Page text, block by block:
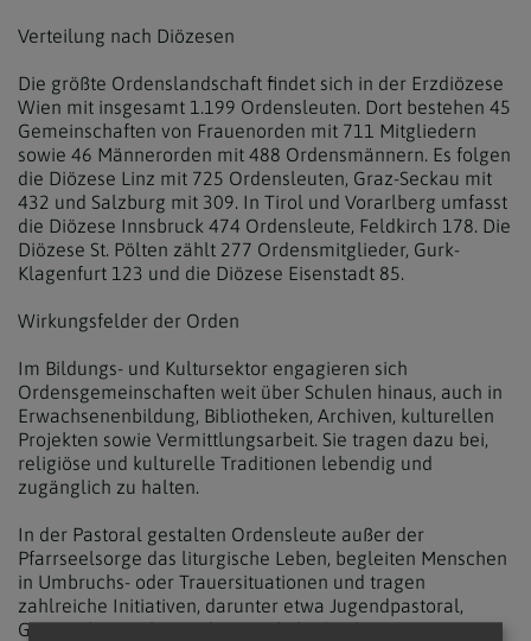
Verteilung nach Diözesen
Die größte Ordenslandschaft findet sich in der Erzdiözese
Wien mit insgesamt 1.199 Ordensleuten. Dort bestehen 45
Gemeinschaften von Frauenorden mit 711 Mitgliedern
sowie 46 Männerorden mit 488 Ordensmännern. Es folgen
die Diözese Linz mit 725 Ordensleuten, Graz-Seckau mit
432 und Salzburg mit 309. In Tirol und Vorarlberg umfasst
die Diözese Innsbruck 474 Ordensleute, Feldkirch 178. Die
Diözese St. Pölten zählt 277 Ordensmitglieder, Gurk-
Klagenfurt 123 und die Diözese Eisenstadt 85.
Wirkungsfelder der Orden
Im Bildungs- und Kultursektor engagieren sich
Ordensgemeinschaften weit über Schulen hinaus, auch in
Erwachsenenbildung, Bibliotheken, Archiven, kulturellen
Projekten sowie Vermittlungsarbeit. Sie tragen dazu bei,
religiöse und kulturelle Traditionen lebendig und
zugänglich zu halten.
In der Pastoral gestalten Ordensleute außer der
Pfarrseelsorge das liturgische Leben, begleiten Menschen
in Umbruchs- oder Trauersituationen und tragen
zahlreiche Initiativen, darunter etwa Jugendpastoral,
Gesprächsangebote oder geistliche Begleitung.